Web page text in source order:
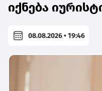
იქნება
08.08.2026 • 19:46